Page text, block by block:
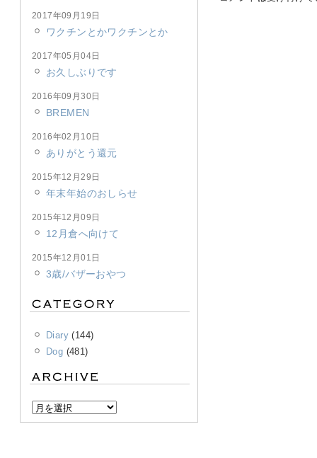
2017年09月19日
ワクチンとかワクチンとか
2017年05月04日
お久しぶりです
2016年09月30日
BREMEN
2016年02月10日
ありがとう還元
2015年12月29日
年末年始のおしらせ
2015年12月09日
12月倉へ向けて
2015年12月01日
3歳/バザーおやつ
Diary(144)
Dog (481)